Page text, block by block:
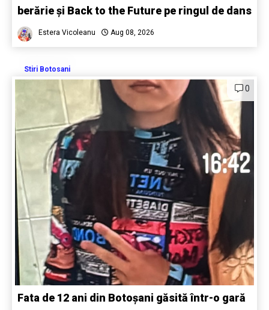
berărie și Back to the Future pe ringul de dans
Estera Vicoleanu Aug 08, 2026
Stiri Botosani
0
Fata de 12 ani din Botoșani găsită într-o gară